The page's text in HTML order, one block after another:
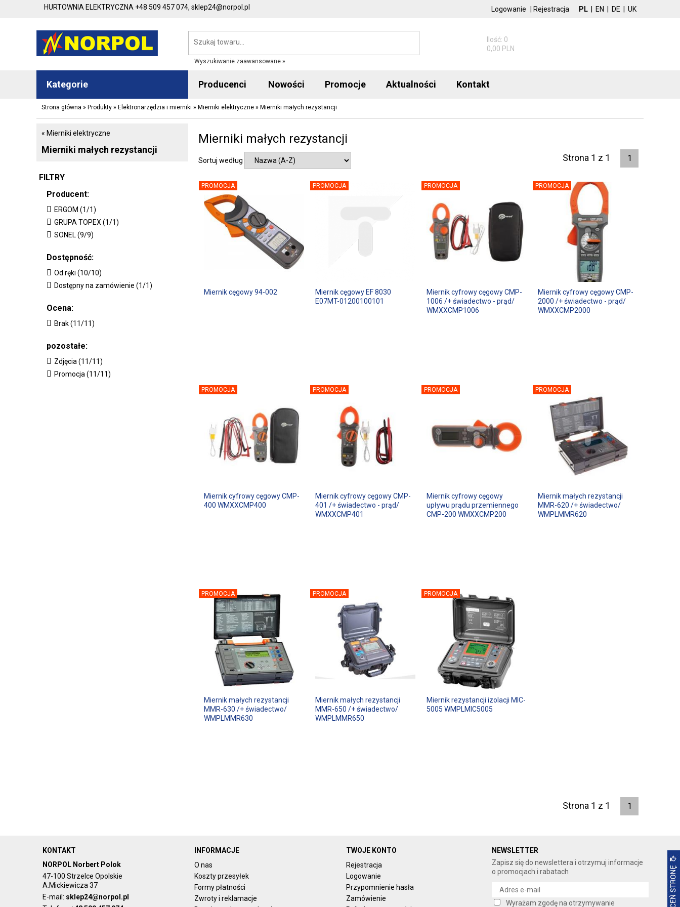
HURTOWNIA ELEKTRYCZNA +48 509 457 074, sklep24@norpol.pl PL EN DE UK
Logowanie Rejestracja
Wyszukiwanie zaawansowane »
Ilość: 0
0,00 PLN
Kategorie Producenci Nowości Promocje Aktualności Kontakt
Strona główna » Produkty » Elektronarzędzia i mierniki » Mierniki elektryczne » Mierniki małych rezystancji
« Mierniki elektryczne
Mierniki małych rezystancji
FILTRY
Producent:
ERGOM (1/1)
GRUPA TOPEX (1/1)
SONEL (9/9)
Dostępność:
Od ręki (10/10)
Dostępny na zamówienie (1/1)
Ocena:
Brak (11/11)
pozostałe:
Zdjęcia (11/11)
Promocja (11/11)
Mierniki małych rezystancji
Sortuj według Strona 1 z 1 1
PROMOCJA
Miernik cęgowy 94-002
PROMOCJA
Miernik cęgowy EF 8030
E07MT-01200100101
PROMOCJA
Miernik cyfrowy cęgowy CMP-
1006 /+ świadectwo - prąd/
WMXXCMP1006
PROMOCJA
Miernik cyfrowy cęgowy CMP-
2000 /+ świadectwo - prąd/
WMXXCMP2000
PROMOCJA
Miernik cyfrowy cęgowy CMP-
400 WMXXCMP400
PROMOCJA
Miernik cyfrowy cęgowy CMP-
401 /+ świadectwo - prąd/
WMXXCMP401
PROMOCJA
Miernik cyfrowy cęgowy
upływu prądu przemiennego
CMP-200 WMXXCMP200
PROMOCJA
Miernik małych rezystancji
MMR-620 /+ świadectwo/
WMPLMMR620
PROMOCJA
Miernik małych rezystancji
MMR-630 /+ świadectwo/
WMPLMMR630
PROMOCJA
Miernik małych rezystancji
MMR-650 /+ świadectwo/
WMPLMMR650
PROMOCJA
Miernik rezystancji izolacji MIC-
5005 WMPLMIC5005
Strona 1 z 1 1
KONTAKT
NORPOL Norbert Polok
47-100 Strzelce Opolskie
A.Mickiewicza 37
E-mail: sklep24@norpol.pl
INFORMACJE
O nas
Koszty przesyłek
Formy płatności
Zwroty i reklamacje
TWOJE KONTO
Rejestracja
Logowanie
Przypomnienie hasła
Zamówienie
NEWSLETTER
Zapisz się do newslettera i otrzymuj informacje
o promocjach i rabatach
Wyrażam zgodę na otrzymywanie